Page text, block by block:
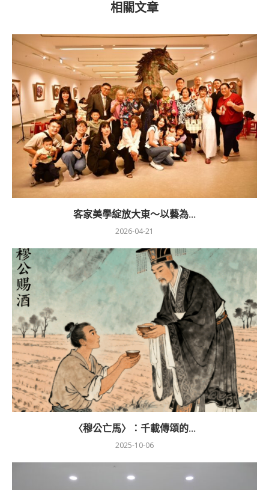
相關文章
客家美學綻放大東～以藝為...
2026-04-21
〈穆公亡馬〉：千載傳頌的...
2025-10-06